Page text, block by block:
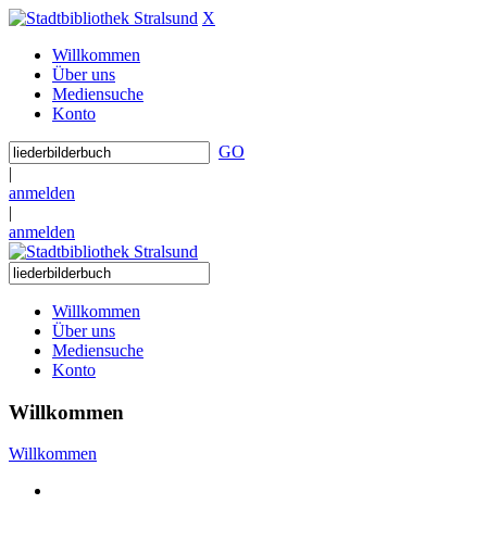
X
Willkommen
Über uns
Mediensuche
Konto
GO
|
anmelden
|
anmelden
Willkommen
Über uns
Mediensuche
Konto
Willkommen
Willkommen